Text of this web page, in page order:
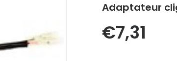
Adaptateur
€7,31